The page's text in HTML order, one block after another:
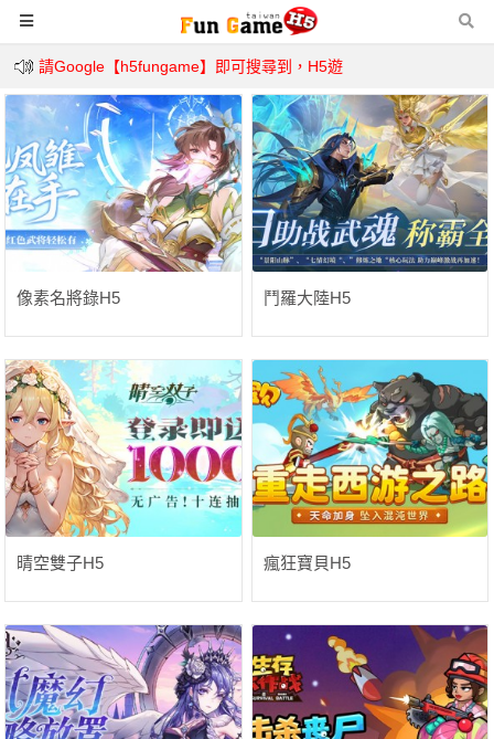
請Google【h5fungame】即可搜尋到，H5遊
戲第一次下載都需要等候下唷，假如有卡住狀
況請重新整理唷。
像素名將錄H5 鬥羅大陸H5
晴空雙子H5 瘋狂寶貝H5